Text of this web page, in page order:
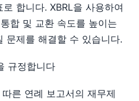
합니다. XBRL을 사용하여
합 및 교환 속도를 높이는
문제를 해결할 수 있습니다.
규정합니다
른 연례 보고서의 재무제